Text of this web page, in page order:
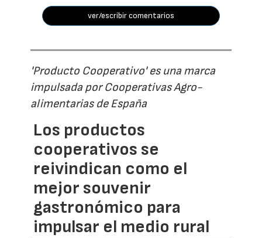
ver/escribir comentarios
'Producto Cooperativo' es una marca
impulsada por Cooperativas Agro-
alimentarias de España
Los productos
cooperativos se
reivindican como el
mejor souvenir
gastronómico para
impulsar el medio rural